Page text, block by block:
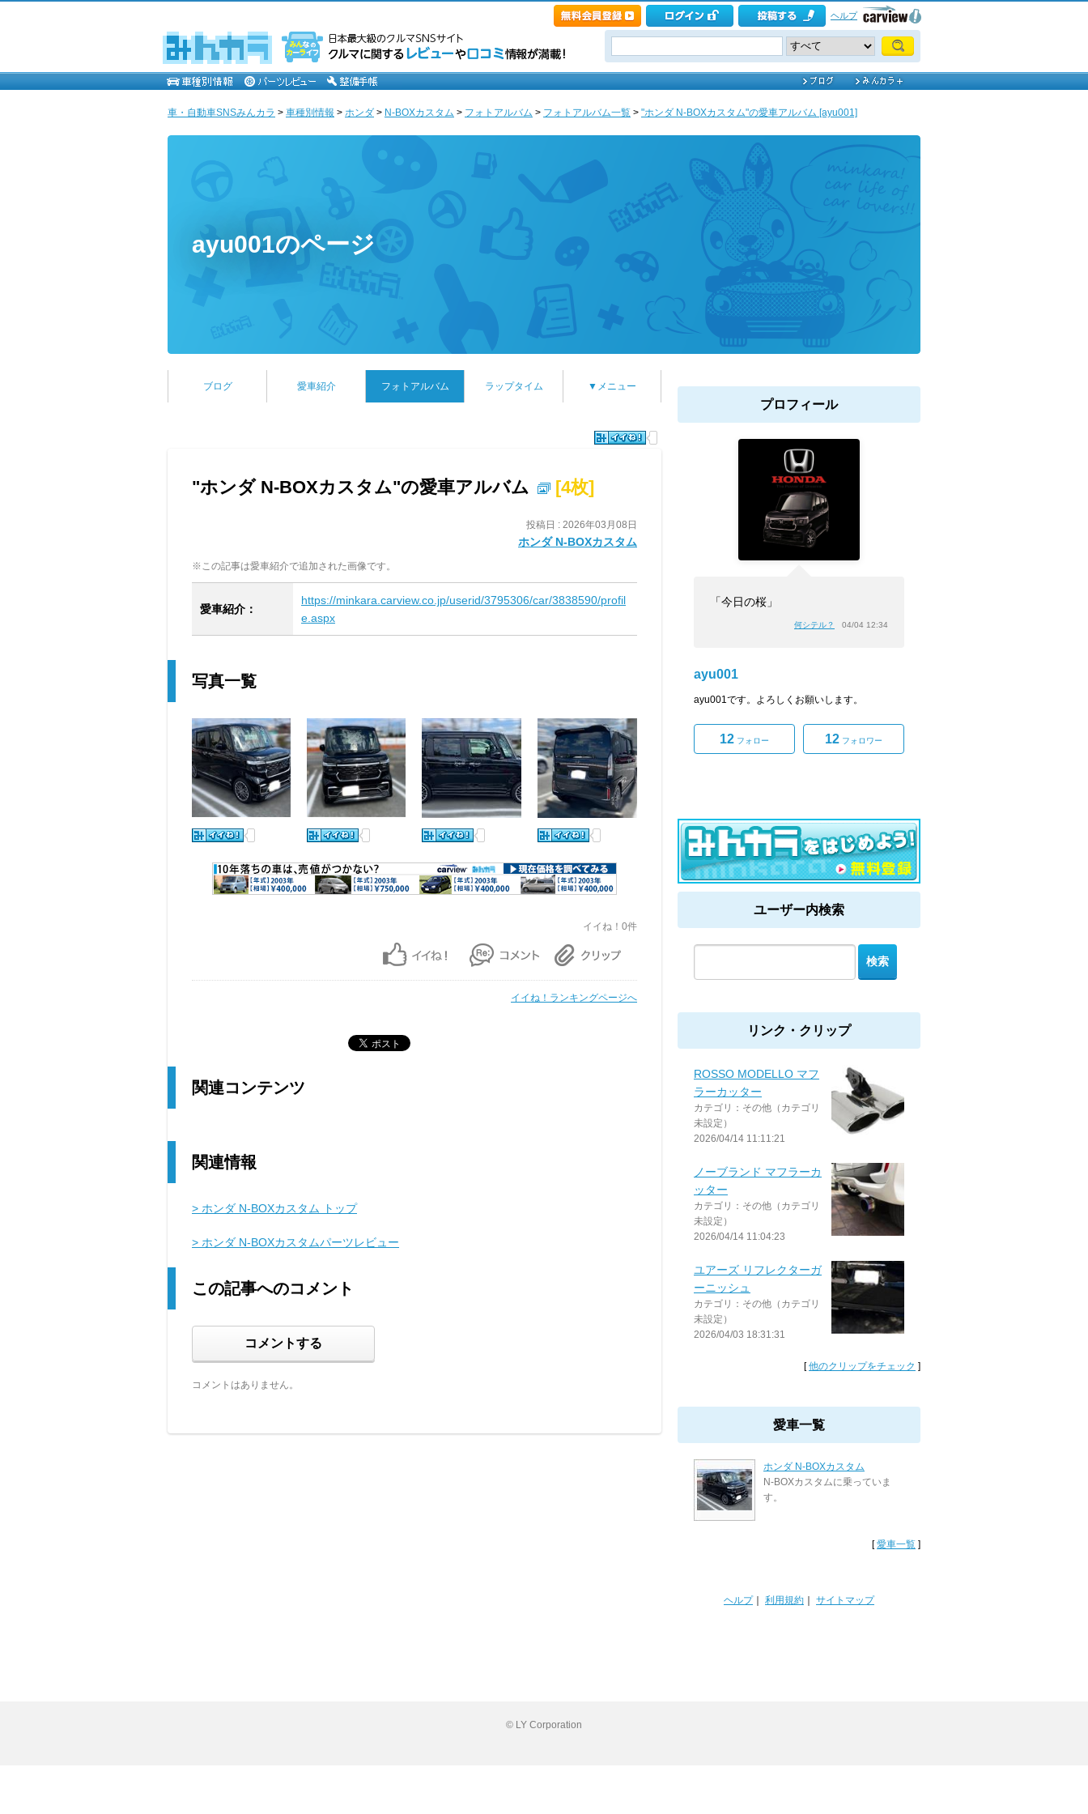
ヘルプ
車・自動車SNSみんカラ > 車種別情報 > ホンダ > N-BOXカスタム > フォトアルバム > フォトアルバム一覧 > "ホンダ N-BOXカスタム"の愛車アルバム [ayu001]
ayu001のページ
ブログ 愛車紹介 フォトアルバム ラップタイム ▼メニュー
"ホンダ N-BOXカスタム"の愛車アルバム [4枚]
投稿日 : 2026年03月08日
ホンダ N-BOXカスタム
※この記事は愛車紹介で追加された画像です。
愛車紹介：
https://minkara.carview.co.jp/userid/3795306/car/3838590/profil
e.aspx
写真一覧
イイね！0件
イイね！ランキングページへ
関連コンテンツ
関連情報
> ホンダ N-BOXカスタム トップ
> ホンダ N-BOXカスタムパーツレビュー
この記事へのコメント
コメントする
コメントはありません。
プロフィール
「今日の桜」
何シテル？ 04/04 12:34
ayu001
ayu001です。よろしくお願いします。
12 フォロー 12 フォロワー
ユーザー内検索
リンク・クリップ
ROSSO MODELLO マフ
ラーカッター
カテゴリ：その他（カテゴリ
未設定）
2026/04/14 11:11:21
ノーブランド マフラーカ
ッター
カテゴリ：その他（カテゴリ
未設定）
2026/04/14 11:04:23
ユアーズ リフレクターガ
ーニッシュ
カテゴリ：その他（カテゴリ
未設定）
2026/04/03 18:31:31
[他のクリップをチェック ]
愛車一覧
ホンダ N-BOXカスタム
N-BOXカスタムに乗っていま
す。
[愛車一覧 ]
ヘルプ｜ 利用規約 サイトマップ
© LY Corporation